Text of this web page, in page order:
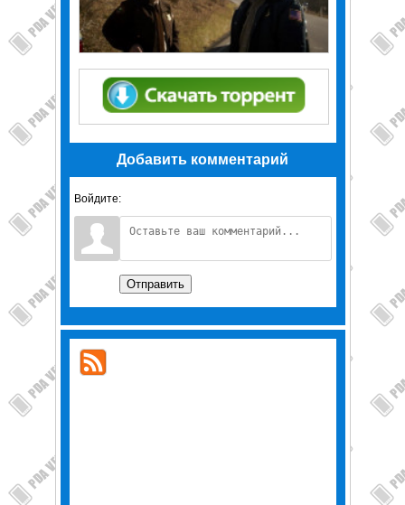
Добавить комментарий
Войдите:
Отправить